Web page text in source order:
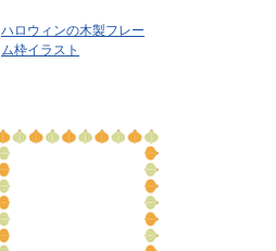
ハロウィンの木製フレー
ム枠イラスト